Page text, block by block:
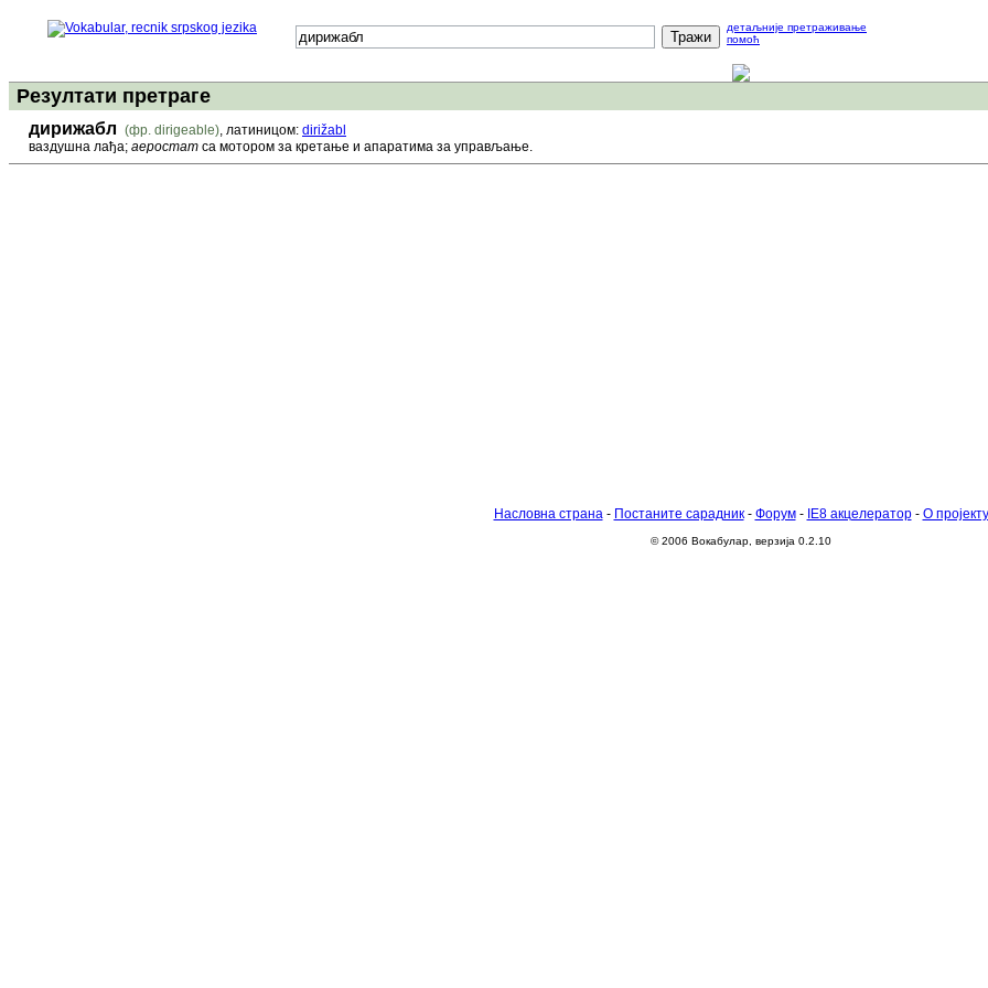
детаљније претраживање
помоћ
Резултати претраге
дирижабл (фр. dirigeable), латиницом: dirižabl
ваздушна лађа; аеростат са мотором за кретање и апаратима за управљање.
Насловна страна- Постаните сарадник- Форум- IE8 акцелератор- О пројекту
© 2006 Вокабулар, верзија 0.2.10